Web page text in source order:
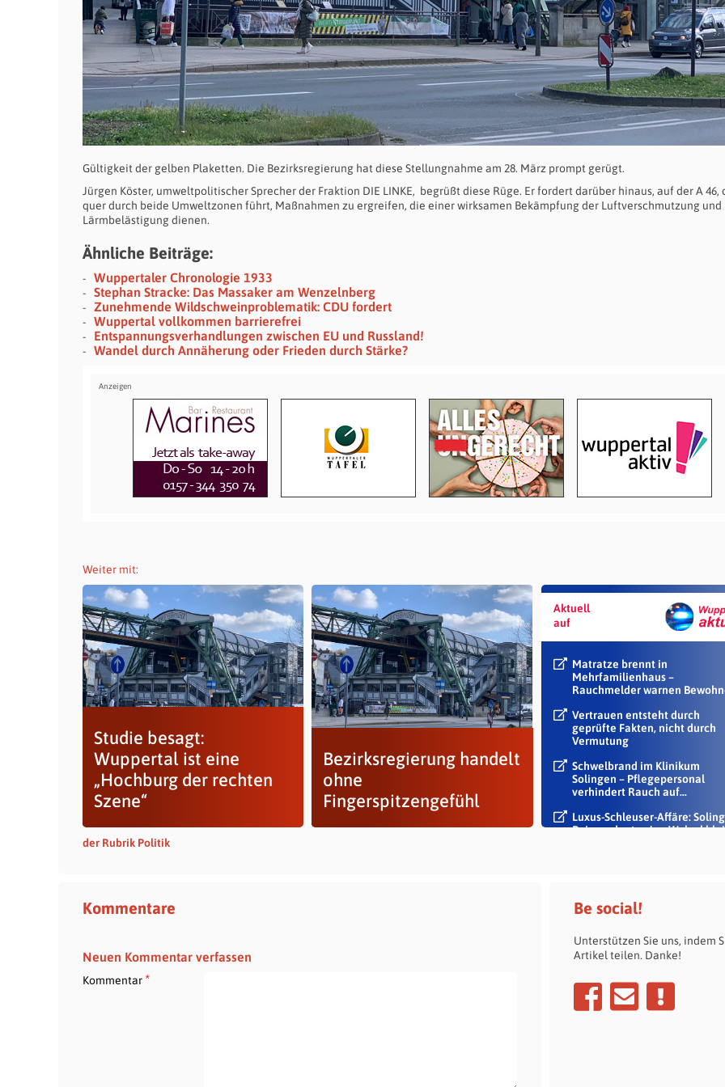
Gültigkeit der gelben Plaketten. Die Bezirksregierung hat diese Stellungnahme am 28. März prompt gerügt.
Jürgen Köster, umweltpolitischer Sprecher der Fraktion DIE LINKE, begrüßt diese Rüge. Er fordert darüber hinaus, auf der A 46,
quer durch beide Umweltzonen führt, Maßnahmen zu ergreifen, die einer wirksamen Bekämpfung der Luftverschmutzung und
Lärmbelästigung dienen.
Ähnliche Beiträge:
Wuppertaler Chronologie 1933
Stephan Stracke: Das Massaker am Wenzelnberg
Zunehmende Wildschweinproblematik: CDU fordert
Wuppertal vollkommen barrierefrei
Entspannungsverhandlungen zwischen EU und Russland!
Wandel durch Annäherung oder Frieden durch Stärke?
Weiter mit:
Studie besagt:
Wuppertal ist eine
„Hochburg der rechten
Szene“
Bezirksregierung handelt
ohne
Fingerspitzengefühl
Aktuell
auf
Matratze brennt in
Mehrfamilienhaus –
Rauchmelder warnen
Vertrauen entsteht durch
geprüfte Fakten, nicht durch
Vermutung
Schwelbrand im Klinikum
Solingen – Pflegepersonal
verhindert Rauch auf...
Luxus-Schleuser-Affäre:
Beigeordneter Jan Welzel
der Rubrik Politik
Kommentare
Neuen Kommentar verfassen
Kommentar*
Be social!
Unterstützen Sie uns, indem
Artikel teilen. Danke!